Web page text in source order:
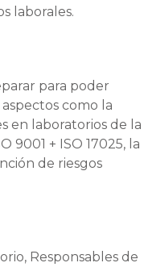
laborales.
para poder
como la
en laboratorios de la
9001 + ISO 17025, la
de riesgos
Responsables de